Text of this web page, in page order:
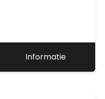
Informatie